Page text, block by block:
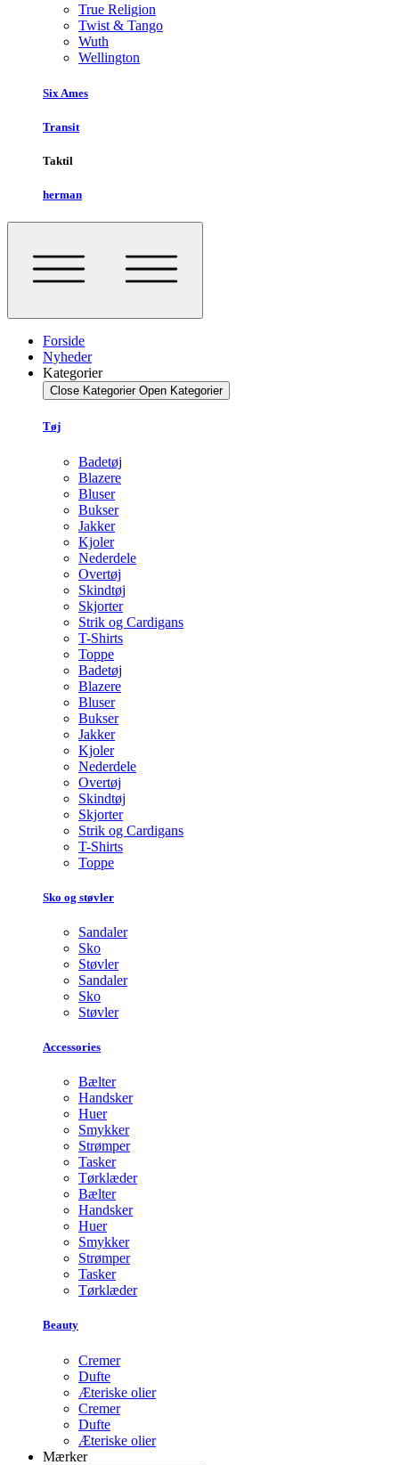
True Religion
Twist & Tango
Wuth
Wellington
Six Ames
Transit
Taktil
herman
Forside
Nyheder
Kategorier
Close Kategorier Open Kategorier
Tøj
Badetøj
Blazere
Bluser
Bukser
Jakker
Kjoler
Nederdele
Overtøj
Skindtøj
Skjorter
Strik og Cardigans
T-Shirts
Toppe
Badetøj
Blazere
Bluser
Bukser
Jakker
Kjoler
Nederdele
Overtøj
Skindtøj
Skjorter
Strik og Cardigans
T-Shirts
Toppe
Sko og støvler
Sandaler
Sko
Støvler
Sandaler
Sko
Støvler
Accessories
Bælter
Handsker
Huer
Smykker
Strømper
Tasker
Tørklæder
Bælter
Handsker
Huer
Smykker
Strømper
Tasker
Tørklæder
Beauty
Cremer
Dufte
Æteriske olier
Cremer
Dufte
Æteriske olier
Mærker